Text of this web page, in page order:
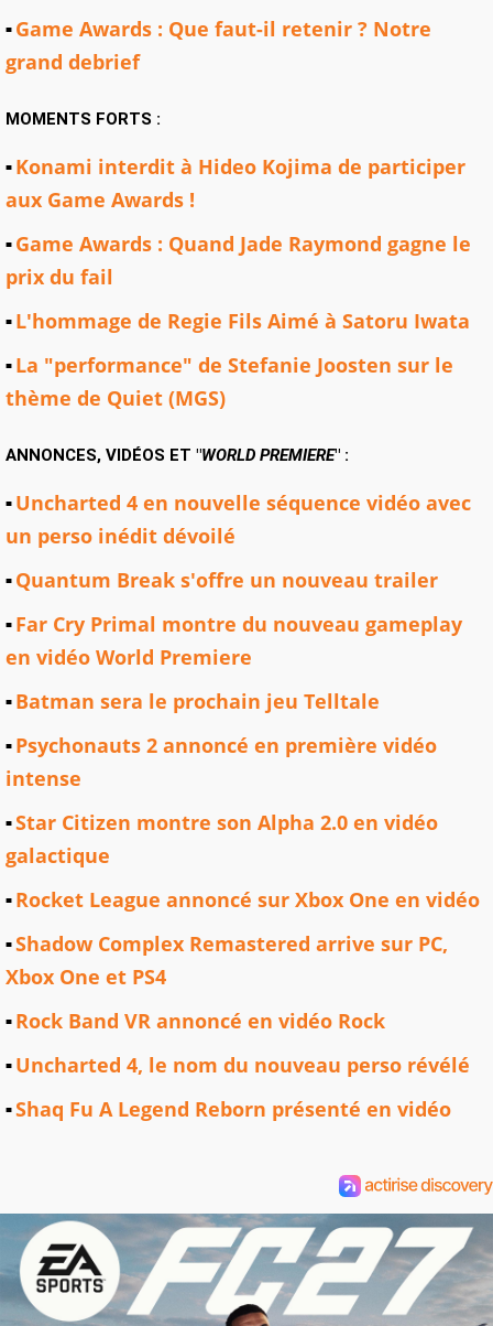
Game Awards : Que faut-il retenir ? Notre
grand debrief
MOMENTS FORTS :
Konami interdit à Hideo Kojima de participer
aux Game Awards !
Game Awards : Quand Jade Raymond gagne le
prix du fail
L'hommage de Regie Fils Aimé à Satoru Iwata
La "performance" de Stefanie Joosten sur le
thème de Quiet (MGS)
ANNONCES, VIDÉOS ET "WORLD PREMIERE" :
Uncharted 4 en nouvelle séquence vidéo avec
un perso inédit dévoilé
Quantum Break s'offre un nouveau trailer
Far Cry Primal montre du nouveau gameplay
en vidéo World Premiere
Batman sera le prochain jeu Telltale
Psychonauts 2 annoncé en première vidéo
intense
Star Citizen montre son Alpha 2.0 en vidéo
galactique
Rocket League annoncé sur Xbox One en vidéo
Shadow Complex Remastered arrive sur PC,
Xbox One et PS4
Rock Band VR annoncé en vidéo Rock
Uncharted 4, le nom du nouveau perso révélé
Shaq Fu A Legend Reborn présenté en vidéo